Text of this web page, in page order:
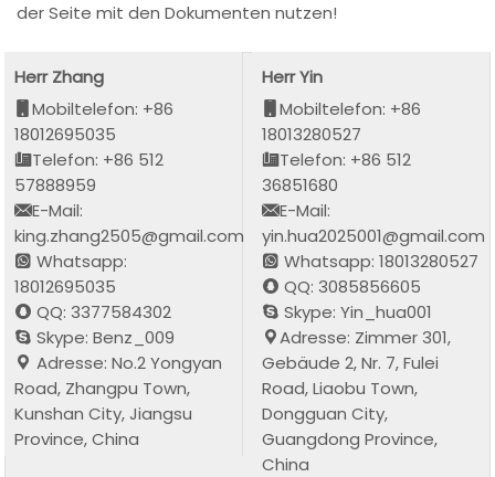
der Seite mit den Dokumenten nutzen!
Herr Zhang
Mobiltelefon: +86
18012695035
Telefon: +86 512
57888959
E-Mail:
king.zhang2505@gmail.com
Whatsapp:
18012695035
QQ: 3377584302
Skype: Benz_009
Adresse: No.2 Yongyan
Road, Zhangpu Town,
Kunshan City, Jiangsu
Province, China
Herr Yin
Mobiltelefon: +86
18013280527
Telefon: +86 512
36851680
E-Mail:
yin.hua2025001@gmail.com
Whatsapp: 18013280527
QQ: 3085856605
Skype: Yin_hua001
Adresse: Zimmer 301,
Gebäude 2, Nr. 7, Fulei
Road, Liaobu Town,
Dongguan City,
Guangdong Province,
China